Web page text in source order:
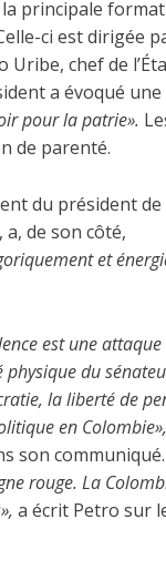
principale
ci est dirigée
Uribe, chef de
a évoqué
pour la patrie».
de parenté.
du président de
de son côté,
et
est une
physique du
la liberté de
en Colombie»,
son communiqué.
rouge. La
a écrit Petro sur